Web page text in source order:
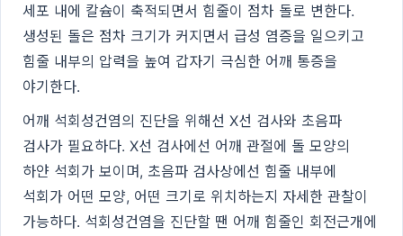
세포 내에 칼슘이 축적되면서 힘줄이 점차 돌로 변한다.
생성된 돌은 점차 크기가 커지면서 급성 염증을 일으키고
힘줄 내부의 압력을 높여 갑자기 극심한 어깨 통증을
야기한다.
어깨 석회성건염의 진단을 위해선 X선 검사와 초음파
검사가 필요하다. X선 검사에선 어깨 관절에 돌 모양의
하얀 석회가 보이며, 초음파 검사상에선 힘줄 내부에
석회가 어떤 모양, 어떤 크기로 위치하는지 자세한 관찰이
가능하다. 석회성건염을 진단할 땐 어깨 힘줄인 회전근개에